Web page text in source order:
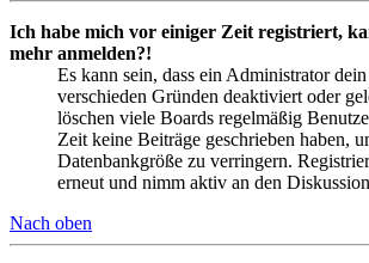
Ich habe mich vor einiger Zeit registriert,
mehr anmelden?!
Es kann sein, dass ein Administrator
verschieden Gründen deaktiviert oder
löschen viele Boards regelmäßig
Zeit keine Beiträge geschrieben haben,
Datenbankgröße zu verringern.
erneut und nimm aktiv an den
Nach oben